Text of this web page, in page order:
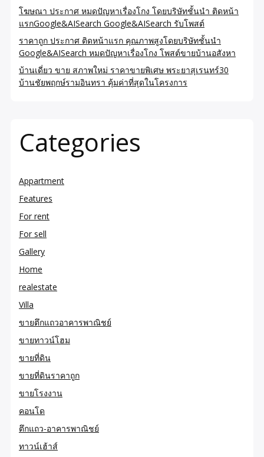
โฆษณา ประกาศ หมดปัญหาเรื่องโกง โดยบริษัทชั้นนำ ติดหน้า
แรกGoogle&AISearch Google&AISearch รับโพสต์
ราคาถูก ประกาศ ติดหน้าแรก คุณภาพสูงโดยบริษัทชั้นนำ
Google&AISearch หมดปัญหาเรื่องโกง โพสต์ขายบ้านอสังหา
บ้านเดี่ยว ขาย สภาพใหม่ ราคาขายพิเศษ พระยาสุเรนทร์30
บ้านชัยพฤกษ์รามอินทรา คุ้มค่าที่สุดในโครงการ
Categories
Appartment
Features
For rent
For sell
Gallery
Home
realestate
Villa
ขายตึกแถวอาคารพาณิชย์
ขายทาวน์โฮม
ขายที่ดิน
ขายที่ดินราคาถูก
ขายโรงงาน
คอนโด
ตึกแถว-อาคารพาณิชย์
ทาวน์เฮ้าส์